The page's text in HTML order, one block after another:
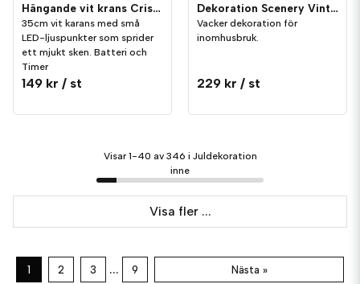
Hängande vit krans Crispy 35cm
35cm vit karans med små
LED-ljuspunkter som sprider
ett mjukt sken. Batteri och
Timer
149 kr / st
Dekoration Scenery Vinterlandskap
Vacker dekoration för
inomhusbruk.
229 kr / st
Visar 1-40 av 346 i Juldekoration
inne
Visa fler ...
1 2 3 ... 9 Nästa »